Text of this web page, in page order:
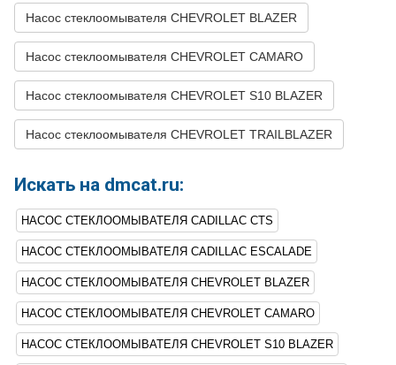
SUPERCHARGED -
Supercharged
8 CADILLAC CTS 2011 V6 3.0L
9 CADILLAC CTS 2011 V6 3.6L
10 CADILLAC CTS 2011
V8 6.2L
SUPERCHARGED -
Supercharged
13 CADILLAC CTS 2010
V8 6.2L
SUPERCHARGED -
Supercharged
14 CADILLAC CTS 2009 V6 3.6L
15 CADILLAC CTS 2009
V8 6.2L
SUPERCHARGED -
Supercharged
Насос стеклоомывателя CHEVROLET BLAZER
Насос стеклоомывателя CHEVROLET CAMARO
Насос стеклоомывателя CHEVROLET S10 BLAZER
Насос стеклоомывателя CHEVROLET TRAILBLAZER
Искать на dmcat.ru:
НАСОС СТЕКЛООМЫВАТЕЛЯ CADILLAC CTS
НАСОС СТЕКЛООМЫВАТЕЛЯ CADILLAC ESCALADE
НАСОС СТЕКЛООМЫВАТЕЛЯ CHEVROLET BLAZER
НАСОС СТЕКЛООМЫВАТЕЛЯ CHEVROLET CAMARO
НАСОС СТЕКЛООМЫВАТЕЛЯ CHEVROLET S10 BLAZER